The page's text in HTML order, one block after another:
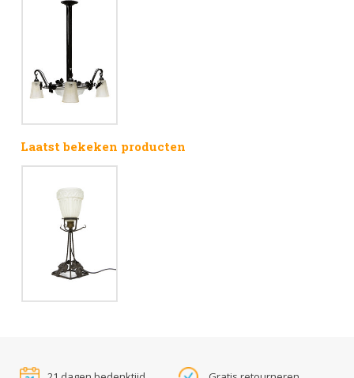
Laatst bekeken producten